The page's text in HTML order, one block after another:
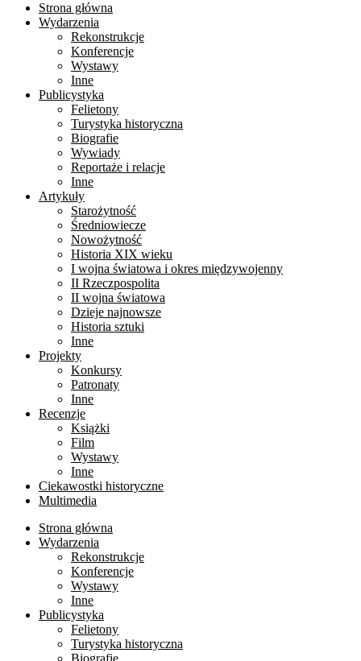
Strona główna
Wydarzenia
Rekonstrukcje
Konferencje
Wystawy
Inne
Publicystyka
Felietony
Turystyka historyczna
Biografie
Wywiady
Reportaże i relacje
Inne
Artykuły
Starożytność
Średniowiecze
Nowożytność
Historia XIX wieku
I wojna światowa i okres międzywojenny
II Rzeczpospolita
II wojna światowa
Dzieje najnowsze
Historia sztuki
Inne
Projekty
Konkursy
Patronaty
Inne
Recenzje
Książki
Film
Wystawy
Inne
Ciekawostki historyczne
Multimedia
Strona główna
Wydarzenia
Rekonstrukcje
Konferencje
Wystawy
Inne
Publicystyka
Felietony
Turystyka historyczna